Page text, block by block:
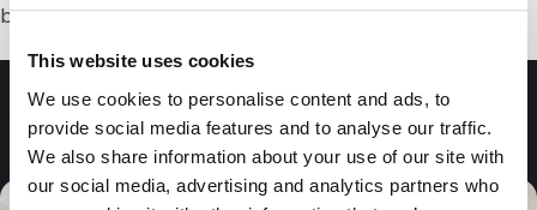
This website uses cookies
We use cookies to personalise content and ads, to
provide social media features and to analyse our traffic.
We also share information about your use of our site with
our social media, advertising and analytics partners who
bedrift.
Ofte stilte spørsmål